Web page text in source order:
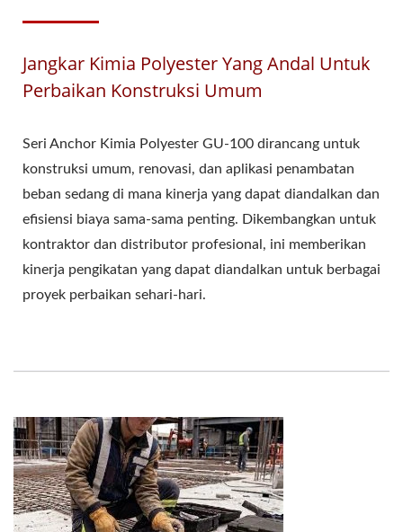
Jangkar Kimia Polyester Yang Andal Untuk
Perbaikan Konstruksi Umum
Seri Anchor Kimia Polyester GU-100 dirancang untuk
konstruksi umum, renovasi, dan aplikasi penambatan
beban sedang di mana kinerja yang dapat diandalkan dan
efisiensi biaya sama-sama penting. Dikembangkan untuk
kontraktor dan distributor profesional, ini memberikan
kinerja pengikatan yang dapat diandalkan untuk berbagai
proyek perbaikan sehari-hari.